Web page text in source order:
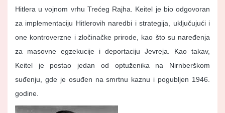
Hitlera u vojnom vrhu Trećeg Rajha. Keitel je bio odgovoran
za implementaciju Hitlerovih naredbi i strategija, uključujući i
one kontroverzne i zločinačke prirode, kao što su naređenja
za masovne egzekucije i deportaciju Jevreja. Kao takav,
Keitel je postao jedan od optuženika na Nirnberškom
suđenju, gde je osuđen na smrtnu kaznu i pogubljen 1946.
godine.